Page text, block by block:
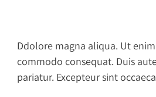
Ddolore magna aliqua. Ut
commodo consequat. Duis
pariatur. Excepteur sint